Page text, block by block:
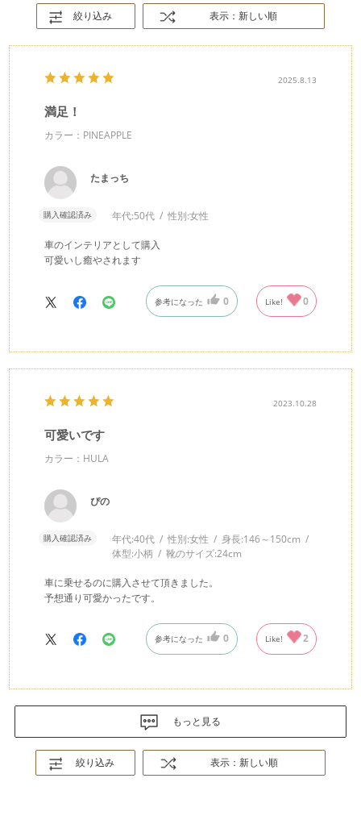
絞り込み 表示：新しい順
2025.8.13
満足！
カラー：PINEAPPLE
たまっち
購入確認済み 年代:50代 性別:女性
車のインテリアとして購入
可愛いし癒やされます
参考になった 0 Like! 0
2023.10.28
可愛いです
カラー：HULA
ぴの
購入確認済み 年代:40代 性別:女性 身長:146～150cm
体型:小柄 靴のサイズ:24cm
車に乗せるのに購入させて頂きました。
予想通り可愛かったです。
参考になった 0 Like! 2
もっと見る
絞り込み 表示：新しい順